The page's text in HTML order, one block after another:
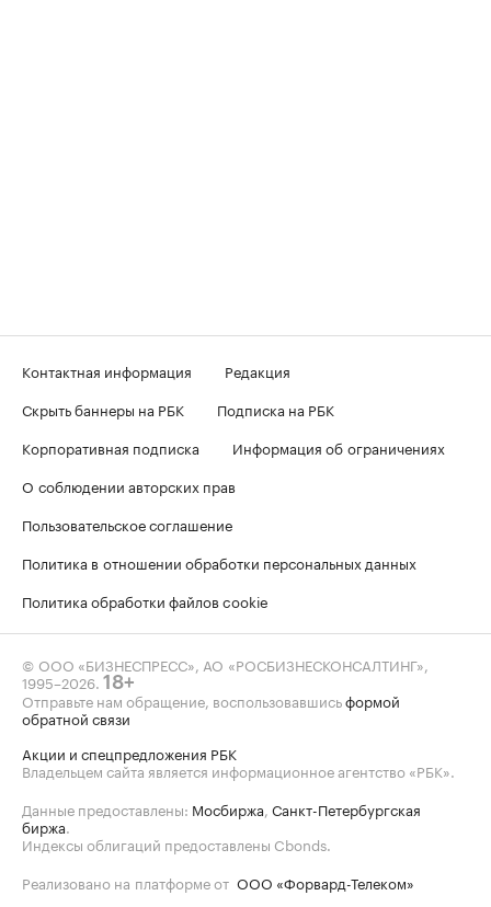
Контактная информация
Редакция
Скрыть баннеры на РБК
Подписка на РБК
Корпоративная подписка
Информация об ограничениях
О соблюдении авторских прав
Пользовательское соглашение
Политика в отношении обработки персональных данных
Политика обработки файлов cookie
© ООО «БИЗНЕСПРЕСС», АО «РОСБИЗНЕСКОНСАЛТИНГ»,
1995–2026. 18+
Отправьте нам обращение, воспользовавшисьформой
обратной связи
Акции и спецпредложения РБК
Владельцем сайта является информационное агентство «РБК».
Данные предоставлены: Мосбиржа, Санкт-Петербургская
биржа.
Индексы облигаций предоставлены Cbonds.
Реализовано на платформе от ООО «Форвард-Телеком»